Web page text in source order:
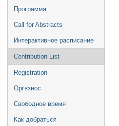
Программа
Call for Abstracts
Интерактивное расписание
Contribution List
Registration
Оргвзнос
Свободное время
Как добраться